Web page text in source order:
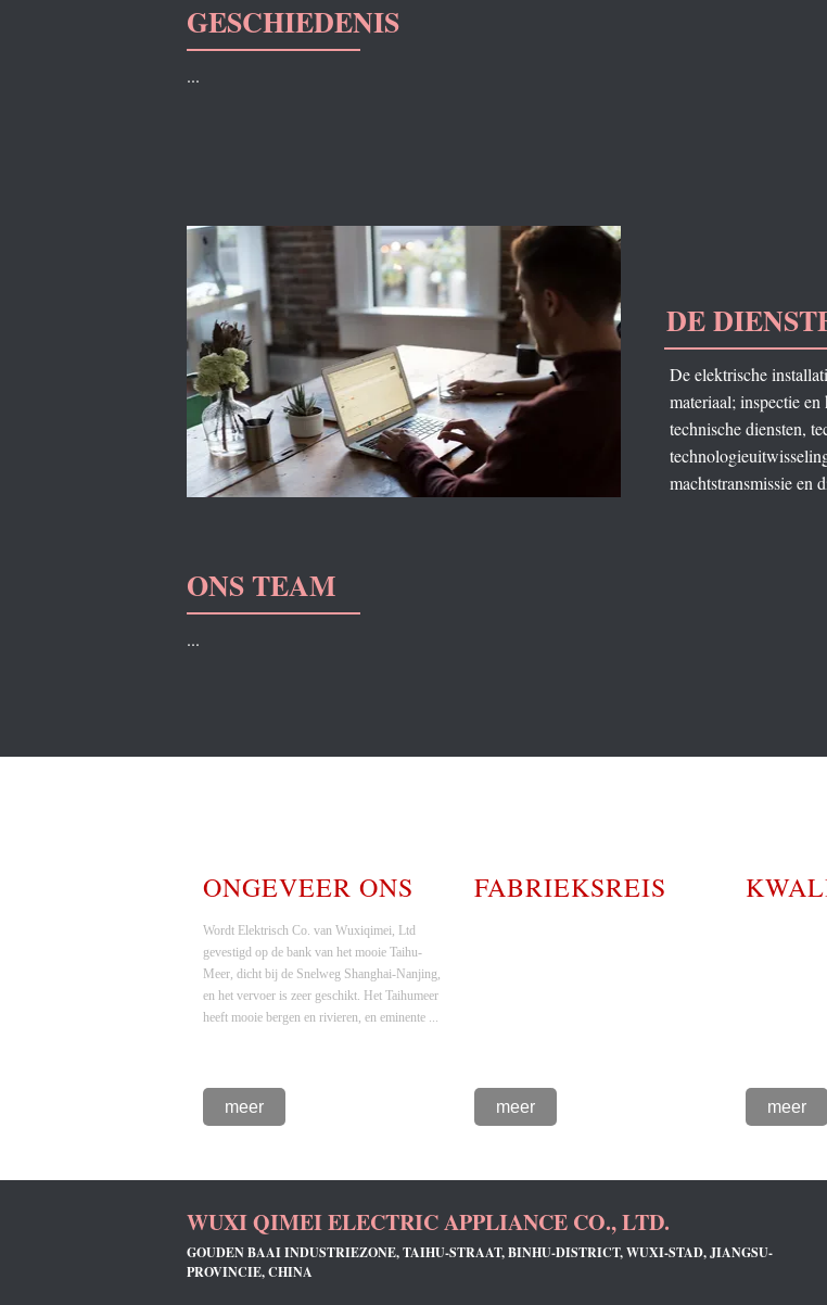
GESCHIEDENIS
...
DE
De elektrische
materiaal; inspectie
technische diensten,
machtstransmissie en
ONS TEAM
...
ONGEVEER ONS
Wordt Elektrisch Co. van Wuxiqimei, Ltd
gevestigd op de bank van het mooie Taihu-
Meer, dicht bij de Snelweg Shanghai-Nanjing,
en het vervoer is zeer geschikt. Het Taihumeer
heeft mooie bergen en rivieren, en eminente ...
meer
FABRIEKSREIS
meer meer
WUXI QIMEI ELECTRIC APPLIANCE CO., LTD.
GOUDEN BAAI INDUSTRIEZONE, TAIHU-STRAAT, BINHU-DISTRICT, WUXI-STAD, JIANGSU-
PROVINCIE, CHINA